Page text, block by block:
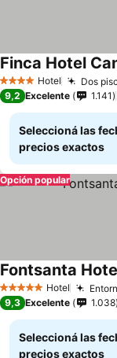
4 EstrellasHotel Dos
Finca Hotel
9,2 Excelente 1.141
Seleccioná las
precios exactos
Opción popular
5 Estrellas Hotel
Fontsanta
9,3 Excelente 1.038
Seleccioná las
precios exactos